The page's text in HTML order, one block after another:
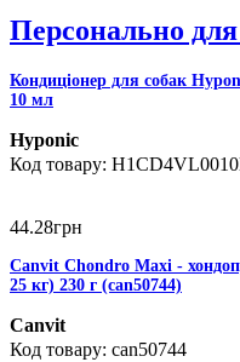
Персонально для
Кондиціонер для собак
10 мл
Hyponic
44.28грн
Canvit Chondro Maxi -
25 кг) 230 г (can50744)
Canvit
can50744